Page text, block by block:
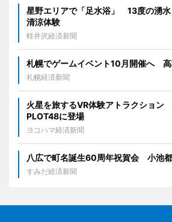
星野エリアで「足水浴」 13度の湧水
清涼体験
軽井沢経済新聞
札幌でゲームイベント10月開催へ
札幌経済新聞
火星を旅するVR体験アトラクション
PLOT48に登場
ヨコハマ経済新聞
八広で町名誕生60周年祝賀会 小池
すみだ経済新聞